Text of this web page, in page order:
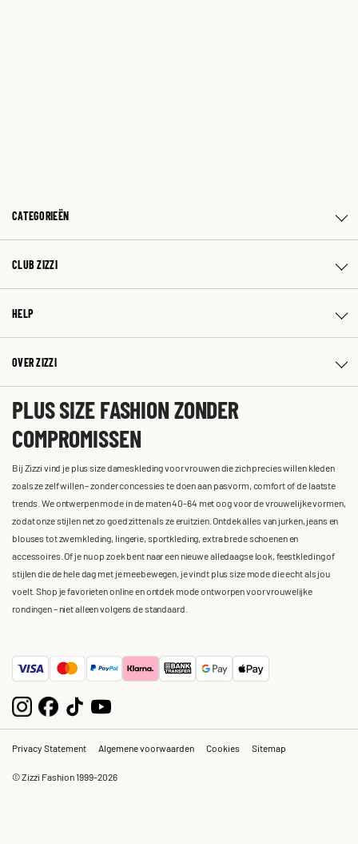
CATEGORIEËN
CLUB ZIZZI
HELP
OVER ZIZZI
PLUS SIZE FASHION ZONDER
COMPROMISSEN
Bij Zizzi vind je plus size dameskleding voor vrouwen die zich precies willen kleden
zoals ze zelf willen – zonder concessies te doen aan pasvorm, comfort of de laatste
trends. We ontwerpen mode in de maten 40-64 met oog voor de vrouwelijke vormen,
zodat onze stijlen net zo goed zitten als ze eruitzien. Ontdek alles van jurken, jeans en
blouses tot zwemkleding, lingerie, sportkleding, extra brede schoenen en
accessoires. Of je nu op zoek bent naar een nieuwe alledaagse look, feestkleding of
stijlen die de hele dag met je meebewegen, je vindt plus size mode die echt als jou
voelt. Shop je favorieten online en ontdek mode ontworpen voor vrouwelijke
rondingen – niet alleen volgens de standaard.
Privacy Statement Algemene voorwaarden Cookies Sitemap
© Zizzi Fashion 1999-2026